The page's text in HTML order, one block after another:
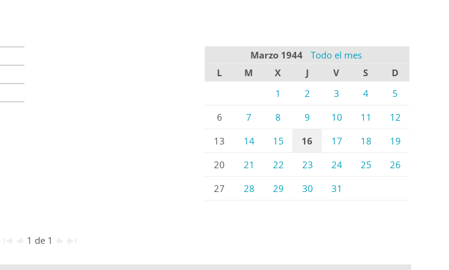
Marzo 1944
Todo el mes
L
M X J V S
D
1
2 3 4
5
6
7 8 9 10 11
12
13
14 15 16 17 18
19
20
21 22 23 24 25
26
27
28 29 30 31
1 de 1